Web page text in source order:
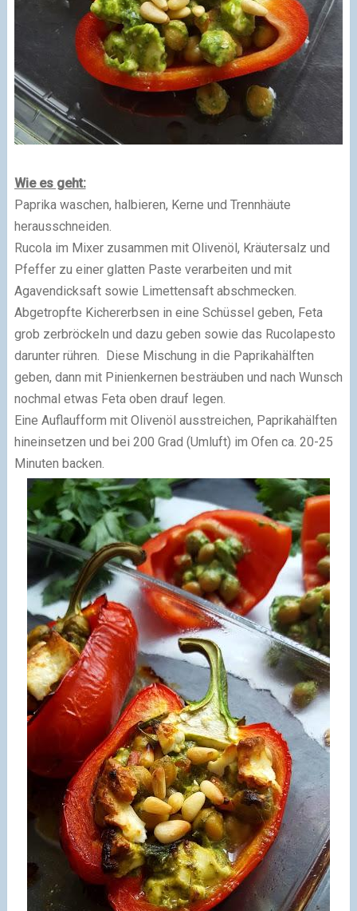
Wie es geht:
Paprika waschen, halbieren, Kerne und Trennhäute
herausschneiden.
Rucola im Mixer zusammen mit Olivenöl, Kräutersalz und
Pfeffer zu einer glatten Paste verarbeiten und mit
Agavendicksaft sowie Limettensaft abschmecken.
Abgetropfte Kichererbsen in eine Schüssel geben, Feta
grob zerbröckeln und dazu geben sowie das Rucolapesto
darunter rühren. Diese Mischung in die Paprikahälften
geben, dann mit Pinienkernen besträuben und nach Wunsch
nochmal etwas Feta oben drauf legen.
Eine Auflaufform mit Olivenöl ausstreichen, Paprikahälften
hineinsetzen und bei 200 Grad (Umluft) im Ofen ca. 20-25
Minuten backen.